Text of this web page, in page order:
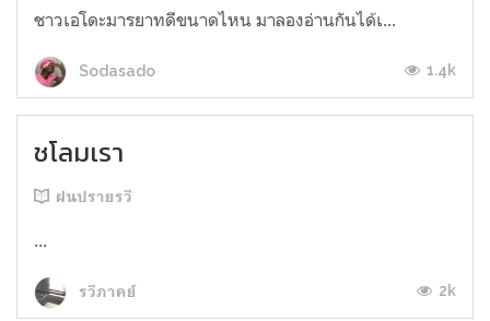
ชาวเอโดะมารยาทดีขนาดไหน มาลองอ่านกันได้เ...
Sodasado 1.4k
ชโลมเรา
ฝนปรายรวี
...
รวีภาคย์ 2k